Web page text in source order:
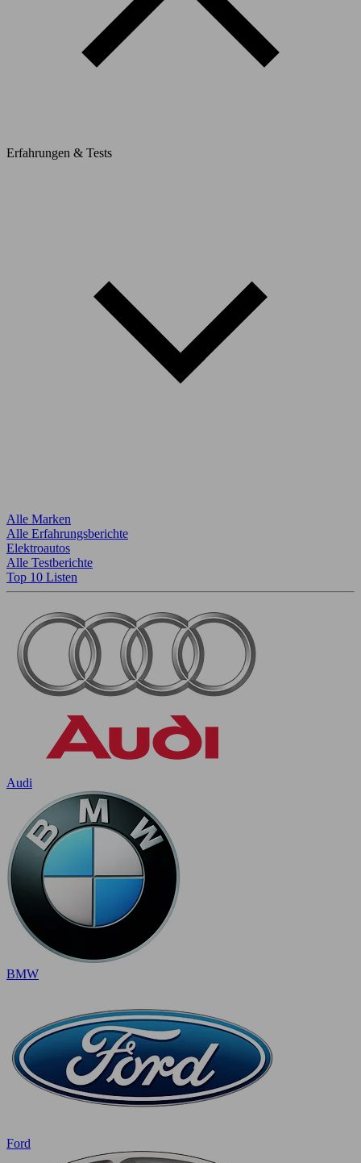
Erfahrungen & Tests
Alle Marken
Alle Erfahrungsberichte
Elektroautos
Alle Testberichte
Top 10 Listen
Audi
BMW
Ford